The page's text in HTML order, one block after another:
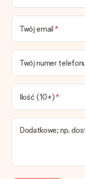
stronie produktu
datę doręczenia w
Jaki jest czas
Przewidywany czas
produktu.
Jakie opcje dostawy
W koszyku zamówień
pokazany na stronie
najwolniejszej formy
Zapłata
Dotpay, karta
Twój email
Twój numer
Ilość (10+)
Dodatkowe; np.